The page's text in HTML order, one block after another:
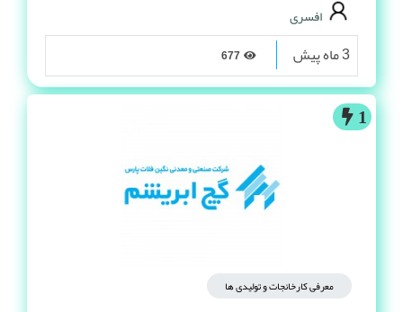
افسری
3 ماه پیش
1
معرفی کارخانجات و تولیدی ها